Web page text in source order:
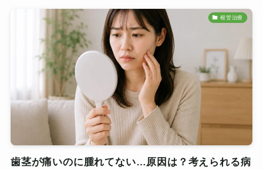
根管治療
歯茎が痛いのに腫れてない…原因は？考えられる病